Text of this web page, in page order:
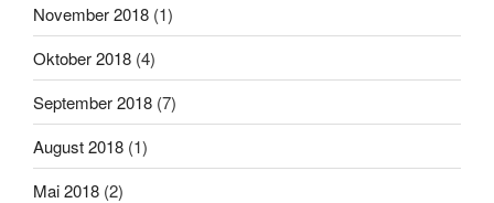
November 2018 (1)
Oktober 2018 (4)
September 2018 (7)
August 2018 (1)
Mai 2018 (2)